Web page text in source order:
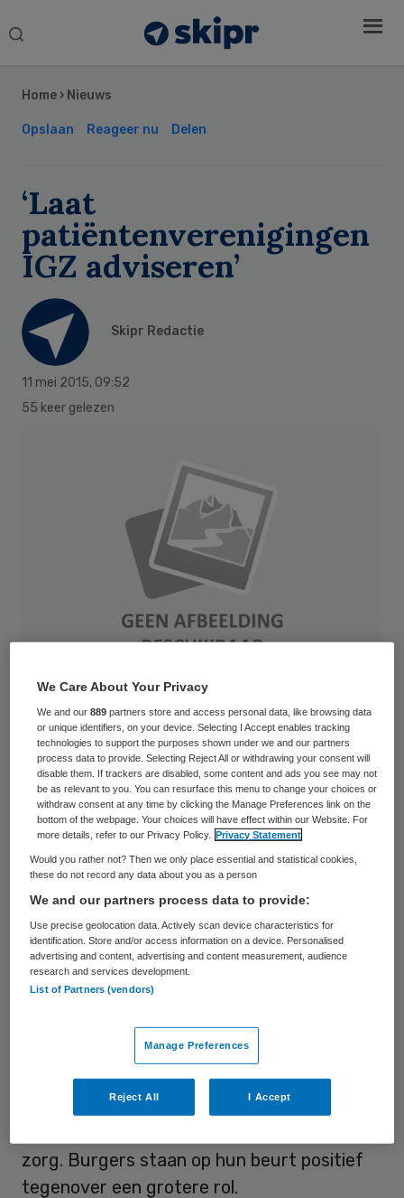
Search
Home › Nieuws
Opslaan Reageer nu Delen
‘Laat
patiëntenverenigingen
IGZ adviseren’
Skipr Redactie
11 mei 2015, 09:52
55 keer gelezen
De Inspectie voor de Gezondheidszorg
(IGZ) zou patiënten actief moeten
betrekken bij het toezicht op de kwaliteit
van zorg. Patiëntenverenigingen en
cliëntenraden kunnen hierin een rol spelen.
Dat blijkt uit onderzoek in het
Consumentenpanel Gezondheidszorg van
het NIVEL op verzoek van de IGZ. Zoeken
naar patiëntenervaringen via social media
vonden respondenten geen goed idee.
De Inspectie voor de Gezondheidszorg wil
burgers een grotere rol geven in haar
toezicht op kwaliteit van zorg, zo stelt het
vast. Nu kunnen burgers melding
zorg. Burgers staan op hun beurt positief
tegenover een grotere rol.
Sidebar
We Care About Your Privacy
We and our889 partners store and access personal data, like browsing data
or unique identifiers, on your device. Selecting I Accept enables tracking
technologies to support the purposes shown under we and our partners
process data to provide. Selecting Reject All or withdrawing your consent will
disable them. If trackers are disabled, some content and ads you see may not
be as relevant to you. You can resurface this menu to change your choices or
withdraw consent at any time by clicking the Manage Preferences link on the
bottom of the webpage. Your choices will have effect within our Website. For
more details, refer to our Privacy Policy.
Privacy Statement
Would you rather not? Then we only place essential and statistical cookies,
these do not record any data about you as a person
We and our partners process data to provide:
Use precise geolocation data. Actively scan device characteristics for
identification. Store and/or access information on a device. Personalised
advertising and content, advertising and content measurement, audience
research and services development.
List of Partners (vendors)
Manage Preferences
Reject All I Accept